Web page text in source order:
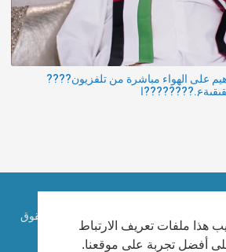
هذا ملفات تعريف الارتباط
أفضل تجربة على موقعنا.
على الهواء مباشرة من تلفزيون????
حقوق الطبع والنشر © 2026 الكاتب الإماراتي احمد ابراهيم. كل الحقوق
محفوظة.